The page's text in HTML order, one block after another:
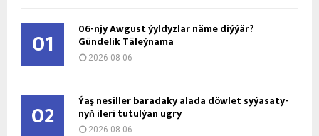
01 06-njy Awgust ýyldyzlar näme diýýär?
Gündelik Täleýnama
2026-08-06
02 Ýaş ne­sil­ler ba­ra­da­ky ala­da döw­let sy­ýa­sa­ty­
nyň ile­ri tu­tul­ýan ug­ry
2026-08-06